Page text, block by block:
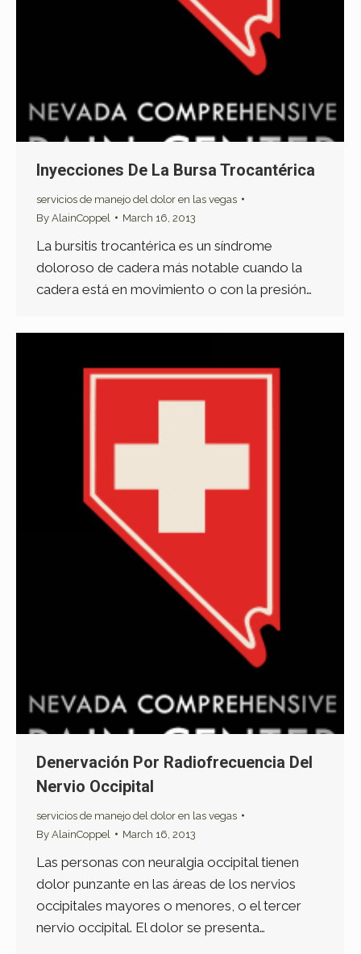
Inyecciones De La Bursa Trocantérica
servicios de manejo del dolor en las vegas
By AlainCoppel March 16, 2013
La bursitis trocantérica es un síndrome
doloroso de cadera más notable cuando la
cadera está en movimiento o con la presión…
Denervación Por Radiofrecuencia Del
Nervio Occipital
servicios de manejo del dolor en las vegas
By AlainCoppel March 16, 2013
Las personas con neuralgia occipital tienen
dolor punzante en las áreas de los nervios
occipitales mayores o menores, o el tercer
nervio occipital. El dolor se presenta…